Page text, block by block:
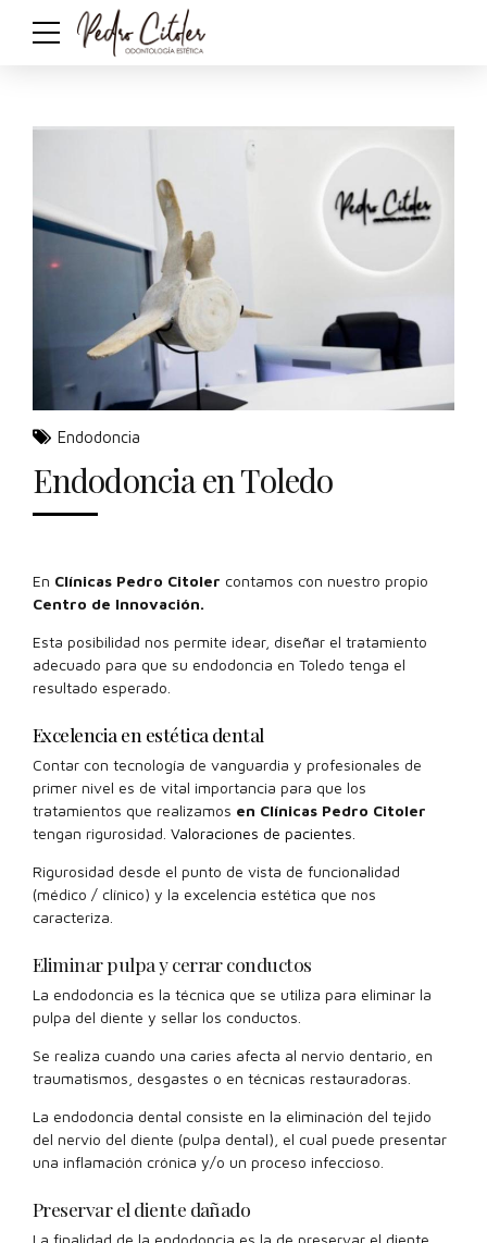
Endodoncia
Endodoncia en Toledo
En Clínicas Pedro Citoler contamos con nuestro propio
Centro de Innovación.
Esta posibilidad nos permite idear, diseñar el tratamiento
adecuado para que su endodoncia en Toledo tenga el
resultado esperado.
Excelencia en estética dental
Contar con tecnología de vanguardia y profesionales de
primer nivel es de vital importancia para que los
tratamientos que realizamos en Clínicas Pedro Citoler
tengan rigurosidad. Valoraciones de pacientes.
Rigurosidad desde el punto de vista de funcionalidad
(médico / clínico) y la excelencia estética que nos
caracteriza.
Eliminar pulpa y cerrar conductos
La endodoncia es la técnica que se utiliza para eliminar la
pulpa del diente y sellar los conductos.
Se realiza cuando una caries afecta al nervio dentario, en
traumatismos, desgastes o en técnicas restauradoras.
La endodoncia dental consiste en la eliminación del tejido
del nervio del diente (pulpa dental), el cual puede presentar
una inflamación crónica y/o un proceso infeccioso.
Preservar el diente dañado
La finalidad de la endodoncia es la de preservar el diente